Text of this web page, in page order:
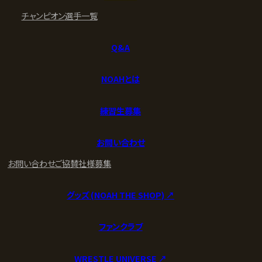
チャンピオン選手一覧
Q&A
NOAHとは
練習生募集
お問い合わせ
お問い合わせご協賛社様募集
グッズ (NOAH THE SHOP) ↗︎
ファンクラブ
WRESTLE UNIVERSE ↗︎